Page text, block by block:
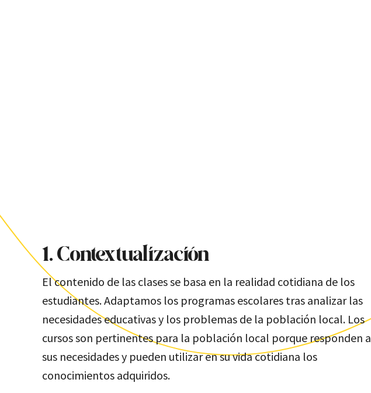
1. Contextualización
El contenido de las clases se basa en la realidad cotidiana de los
estudiantes. Adaptamos los programas escolares tras analizar las
necesidades educativas y los problemas de la población local. Los
cursos son pertinentes para la población local porque responden a
sus necesidades y pueden utilizar en su vida cotidiana los
conocimientos adquiridos.